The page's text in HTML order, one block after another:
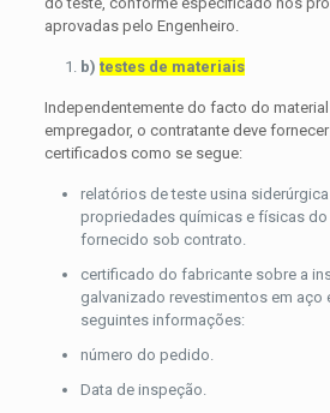
aprovadas pelo Engenheiro.
b) testes de materiais
Independentemente do facto do
empregador, o contratante deve
certificados como se segue:
relatórios de teste usina
propriedades químicas e físicas do
fornecido sob contrato.
certificado do fabricante sobre a
galvanizado revestimentos em aço
seguintes informações:
número do pedido.
Data de inspeção.